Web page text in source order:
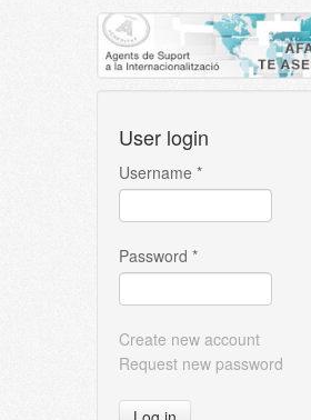
User login
Username *
Password *
Create new account
Request new password